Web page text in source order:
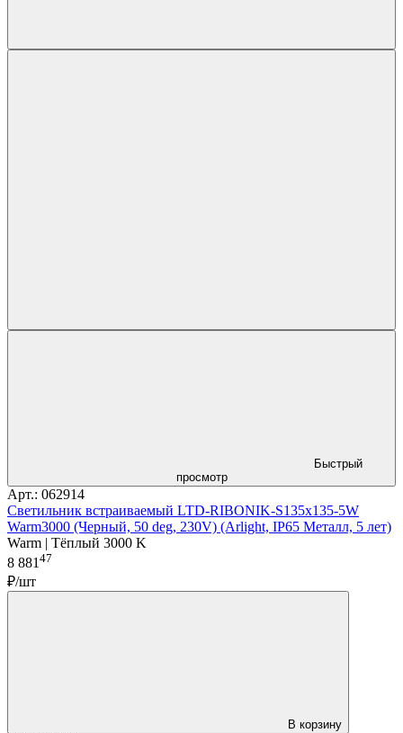
Быстрый
просмотр
Арт.: 062914
Светильник встраиваемый LTD-RIBONIK-S135x135-5W
Warm3000 (Черный, 50 deg, 230V) (Arlight, IP65 Металл, 5 лет)
Warm | Тёплый 3000 K
8 881 47
₽/шт
В корзину